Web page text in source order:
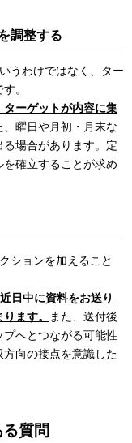
調整する
うわけではなく、ター
。
ーゲットが内容に集
、曜日や月初・月末な
場合があります。定
確立することが求め
ションを加えること
日中に資料をお送り
ます。
また、送付後
へとつながる可能性
向の接点を意識した
質問